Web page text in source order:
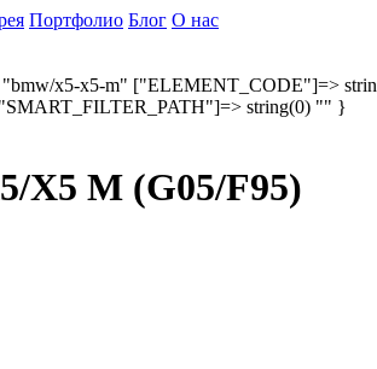
Портфолио Блог О нас
x5-x5-m" ["ELEMENT_CODE"]=>
string(0) "" }
X5 M (G05/F95)